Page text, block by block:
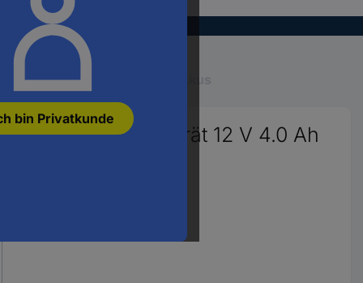
bin Privatkunde
Akku und Ladegerät 12 V 4.0 Ah